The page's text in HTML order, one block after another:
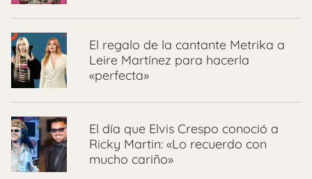
El regalo de la cantante Metrika a
Leire Martínez para hacerla
«perfecta»
El día que Elvis Crespo conoció a
Ricky Martin: «Lo recuerdo con
mucho cariño»